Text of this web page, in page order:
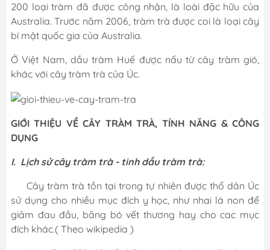
200 loại tràm đã được công nhận, là loài đặc hữu của
Australia. Trước năm 2006, tràm trà được coi là loại cây
bí mật quốc gia của Australia.
Ở Việt Nam, dầu tràm Huế được nấu từcây tràm gió,
khác với cây tràm trà của Úc.
GIỚI THIỆU VỀ CÂY TRÀM TRÀ, TÍNH NĂNG & CÔNG
DỤNG
I. Lịch sử cây tràm trà - tinh dầu tràm trà:
Cây tràm trà tồn tại trong tự nhiên được thổ dân Úc
sử dụng cho nhiều mục đích y học, như nhai lá non để
giảm đau đầu, băng bó vết thương hay cho cac mục
đích khác.( Theo wikipedia )